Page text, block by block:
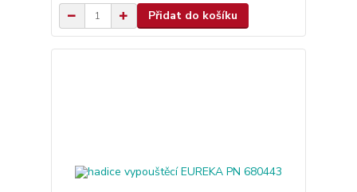
Přidat do košíku